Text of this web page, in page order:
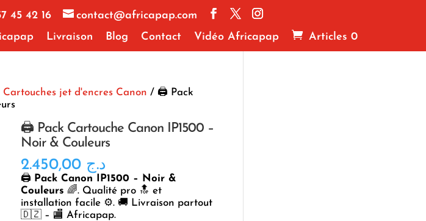
45 42 16
contact@africapap.com
Livraison Blog Contact Vidéo Africapap Articles 0
Cartouches jet d'encres Canon / 🖨️ Pack
🖨️ Pack Cartouche Canon IP1500 –
Noir & Couleurs
د.ج 2.450,00
🖨️ Pack Canon IP1500 – Noir &
Couleurs 🌈. Qualité pro 🔝 et
installation facile ⚙️. 🚚 Livraison partout
🇩🇿 – 🏬 Africapap.